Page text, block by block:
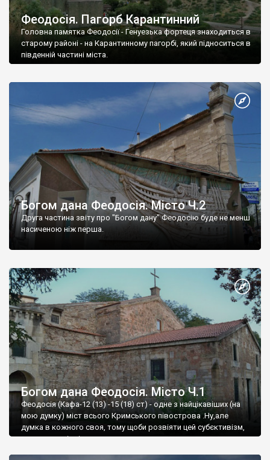
Феодосія. Пагорб Карантинний
Головна памятка Феодосії - Генуезька фортеця знаходиться в
старому районі - на Карантинному пагорбі, який підноситься в
південній частині міста.
Богом дана Феодосія. Місто Ч.2
Друга частина звіту про "Богом дану" Феодосію буде не менш
насиченою ніж перша.
Богом дана Феодосія. Місто Ч.1
Феодосія (Кафа-12 (13) -15 (18) ст) - одне з найцікавіших (на
мою думку) міст всього Кримського півострова .Ну,але
думка в кожного своя, тому щоби розвіяти цей субєктивізм,
запрошую відвідати це